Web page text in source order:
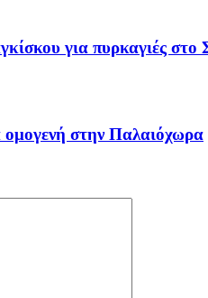
για πυρκαγιές στο
ομογενή στην Παλαιόχωρα